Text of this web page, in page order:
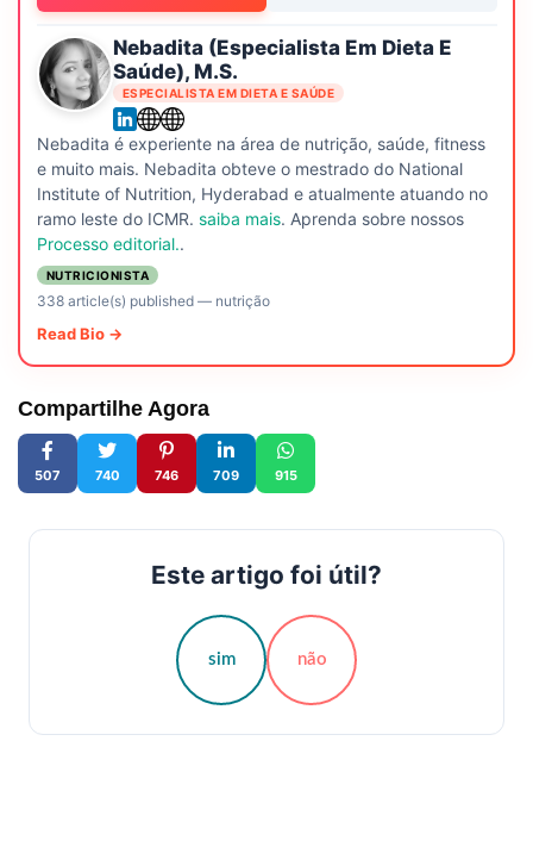
Nebadita (especialista Em Dieta E
Saúde), M.S.
ESPECIALISTA EM DIETA E SAÚDE
Nebadita é experiente na área de nutrição, saúde, fitness
e muito mais. Nebadita obteve o mestrado do National
Institute of Nutrition, Hyderabad e atualmente atuando no
ramo leste do ICMR. saiba mais. Aprenda sobre nossos
Processo editorial..
NUTRICIONISTA
338 article(s) published— nutrição
Read Bio →
Compartilhe Agora
507 740 746 709 915
Este artigo foi útil?
sim não